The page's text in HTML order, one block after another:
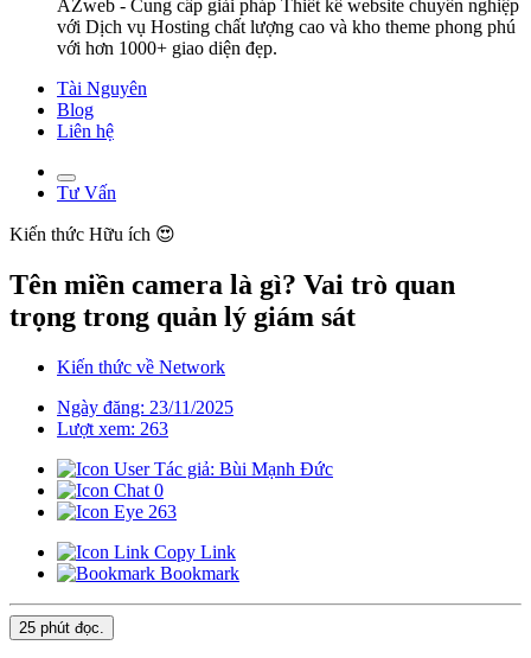
AZweb - Cung cấp giải pháp Thiết kế website chuyên nghiệp
với Dịch vụ Hosting chất lượng cao và kho theme phong phú
với hơn 1000+ giao diện đẹp.
Tài Nguyên
Blog
Liên hệ
Tư Vấn
Kiến thức Hữu ích 😍
Tên miền camera là gì? Vai trò quan
trọng trong quản lý giám sát
Kiến thức về Network
Ngày đăng: 23/11/2025
Lượt xem: 263
Tác giả: Bùi Mạnh Đức
0
263
Copy Link
Bookmark
25 phút đọc.